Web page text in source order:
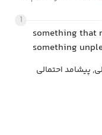
1
something that
something
پیشامد احتمالی